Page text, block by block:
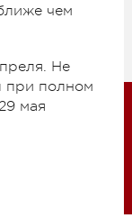
чем
Не
при полном
мая